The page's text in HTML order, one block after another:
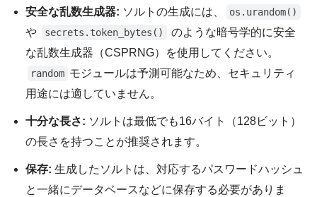
安全な乱数生成器: ソルトの生成には、 os.urandom()
や secrets.token_bytes()
のような暗号学的に安全
な乱数生成器（CSPRNG）を使用してください。
random モジュールは予測可能なため、セキュリティ
用途には適していません。
十分な長さ: ソルトは最低でも16バイト（128ビット）
の長さを持つことが推奨されます。
保存: 生成したソルトは、対応するパスワードハッシュ
と一緒にデータベースなどに保存する必要がありま